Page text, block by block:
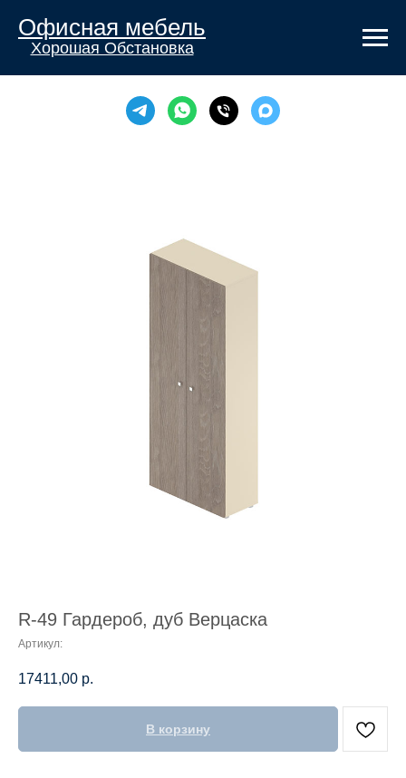
Офисная мебель
Хорошая Обстановка
R-49 Гардероб, дуб Верцаска
Артикул:
17411,00 р.
В корзину